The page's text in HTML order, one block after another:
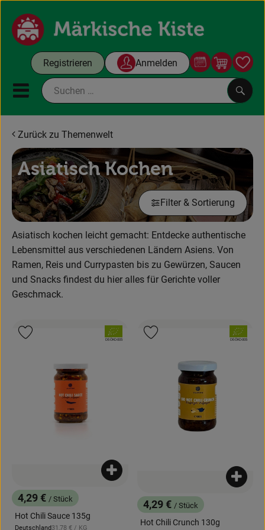
Registrieren Anmelden
Mobiles Menu öffnen oder
Kochboxen
Themenwelt
Angebote & Aktuelles
Unsere Kisten
Obst & Gemüse
Kühlregal
Getränke
Körperpflege
Geschäftskunden-Shop
Freunde werben
Zurück zu Themenwelt
Asiatisch Kochen
Filter & Sortierung
Asiatisch kochen leicht gemacht: Entdecke authentische
Lebensmittel aus verschiedenen Ländern Asiens. Von
Ramen, Reis und Currypasten bis zu Gewürzen, Saucen
und Snacks findest du hier alles für Gerichte voller
Geschmack.
, Preis:
4,29 € / Stück
Hot Chili Sauce 135g
Deutschland, Referenzpreis:
31,78 € / KG
Produkt zum Warenkorb hinzufügen
, Verband:
, Kontrollstelle:
DE-ÖKO-005
Produkt zu Favouriten hinzufügen
, Preis:
4,29 € / Stück
Hot Chili Crunch 130g
, Verband:
, Kontrollstelle:
DE-ÖKO-005
Produkt zu Favouriten hinzufügen